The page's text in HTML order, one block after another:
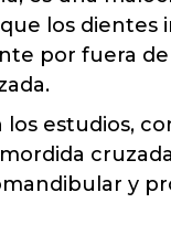
los
por fuera
estudios,
y